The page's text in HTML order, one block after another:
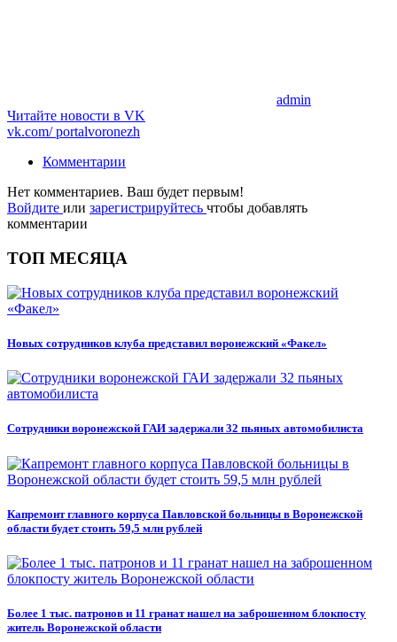
admin
Читайте новости в VK
vk.com/portalvoronezh
Комментарии
Нет комментариев. Ваш будет первым!
Войдите или зарегистрируйтесь чтобы добавлять
комментарии
ТОП МЕСЯЦА
Новых сотрудников клуба представил воронежский «Факел»
Сотрудники воронежской ГАИ задержали 32 пьяных автомобилиста
Капремонт главного корпуса Павловской больницы в Воронежской
области будет стоить 59,5 млн рублей
Более 1 тыс. патронов и 11 гранат нашел на заброшенном блокпосту
житель Воронежской области